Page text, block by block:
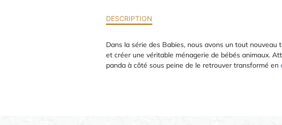
DESCRIPTION
Dans la série des Babies, nous avons un tout nouveau
et créer une véritable ménagerie de bébés animaux.
panda à côté sous peine de le retrouver transformé en